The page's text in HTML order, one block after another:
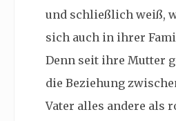
und schließlich weiß,
sich auch in ihrer
Denn seit ihre Mutter
die Beziehung
Vater alles andere als